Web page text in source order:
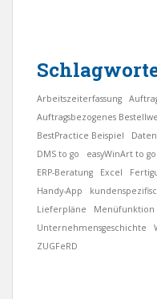
Arbeitszeiterfassung
Auftragsbezogenes
BestPractice Beispiel
DMS to go
easyWinArt to go
ERP-Beratung
Excel
Handy-App
Lieferpläne
Menüfunktion
Unternehmensgeschichte
ZUGFeRD